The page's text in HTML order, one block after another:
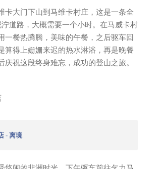
卡大门下山到马维卡村庄，这是一条全
道路，大概需要一个小时。在马威卡村
一餐热腾腾，美味的午餐，之后驱车回
算得上姗姗来迟的热水淋浴，再是晚餐
庆祝这段终身难忘，成功的登山之旅。
- 离境